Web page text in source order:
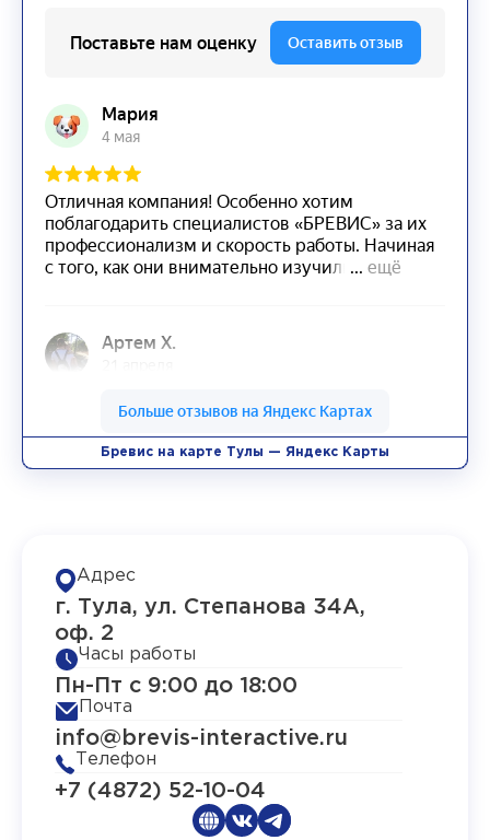
Бревис на карте Тулы — Яндекс Карты
Адрес
г. Тула, ул. Степанова 34А,
оф. 2
Часы работы
Пн-Пт с 9:00 до 18:00
Почта
info@brevis-interactive.ru
Телефон
+7 (4872) 52-10-04